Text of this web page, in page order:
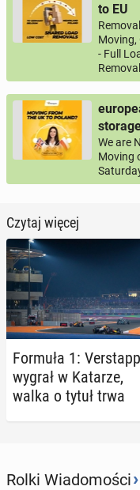
to EU
- Full
We are
Moving
Czytaj więcej
Formuła 1:
wygrał w Katarze,
walka o tytuł trwa
Rolki Wiadomości›